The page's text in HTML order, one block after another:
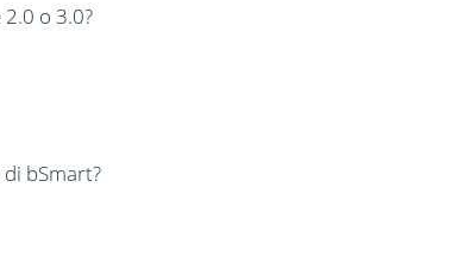
o 3.0?
bSmart?